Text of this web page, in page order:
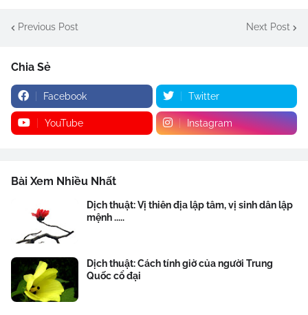
Previous Post Next Post
Chia Sẻ
Facebook Twitter
YouTube Instagram
Bài Xem Nhiều Nhất
Dịch thuật: Vị thiên địa lập tâm, vị sinh dân lập
mệnh .....
Dịch thuật: Cách tính giờ của người Trung
Quốc cổ đại